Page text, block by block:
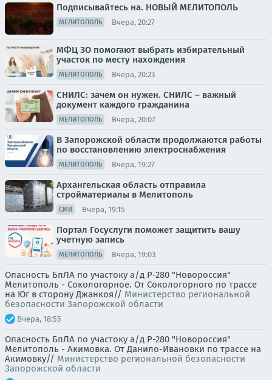
Подписывайтесь на. НОВЫЙ МЕЛИТОПОЛЬ
МЕЛИТОПОЛЬ Вчера, 20:27
МФЦ ЗО помогают выбрать избирательный
участок по месту нахождения
МЕЛИТОПОЛЬ Вчера, 20:23
СНИЛС: зачем он нужен. СНИЛС – важный
документ каждого гражданина
МЕЛИТОПОЛЬ Вчера, 20:07
В Запорожской области продолжаются работы
по восстановлению электроснабжения
МЕЛИТОПОЛЬ Вчера, 19:27
Архангельская область отправила
стройматериалы в Мелитополь
СМИ Вчера, 19:15
Портал Госуслуги поможет защитить вашу
учетную запись
МЕЛИТОПОЛЬ Вчера, 19:03
Опасность БпЛА по участоку а/д Р-280 "Новороссия"
Мелитополь - Сокологорное. От Сокологорного по трассе
на Юг в сторону Джанкоя// Министерство региональной
безопасности Запорожской области
Вчера, 18:55
Опасность БпЛА по участоку а/д Р-280 "Новороссия"
Мелитополь - Акимовка. От Данило-Ивановки по трассе на
Акимовку// Министерство региональной безопасности
Запорожской области